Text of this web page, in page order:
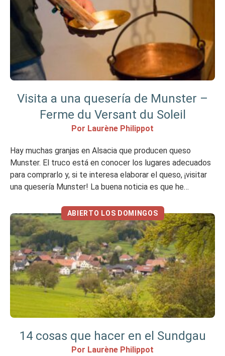
Visita a una quesería de Munster –
Ferme du Versant du Soleil
Por Laurène Philippot
Hay muchas granjas en Alsacia que producen queso
Munster. El truco está en conocer los lugares adecuados
para comprarlo y, si te interesa elaborar el queso, ¡visitar
una quesería Munster! La buena noticia es que he
gustó menos Munster, un queso local ¿Conoces el queso
Munster? Es […]
ABIERTO LOS DOMINGOS
14 cosas que hacer en el Sundgau
Por Laurène Philippot